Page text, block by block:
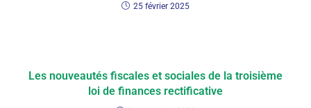
25 février 2025
Les nouveautés fiscales et sociales de la troisième
loi de finances rectificative